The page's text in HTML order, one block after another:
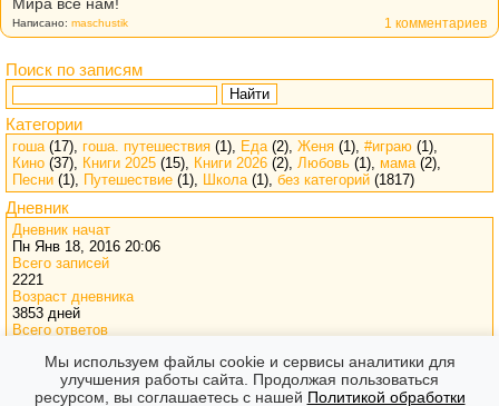
1 комментариев
Написано: maschustik
Поиск по записям
Найти
Категории
гоша (17), гоша. путешествия (1), Еда (2), Женя (1), #играю (1),
Кино (37), Книги 2025 (15), Книги 2026 (2), Любовь (1), мама (2),
Песни (1), Путешествие (1), Школа (1), без категорий (1817)
Дневник
Дневник начат
Пн Янв 18, 2016 20:06
Всего записей
2221
Возраст дневника
3853 дней
Всего ответов
ВизитовМы используем файлы cookie и сервисы аналитики для
улучшения работы сайта. Продолжая пользоваться
ресурсом, вы соглашаетесь с нашей Политикой обработки